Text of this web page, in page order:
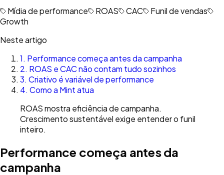
Mídia de performance ROAS CAC
Funil de vendas
Growth
Neste artigo
1. Performance começa antes da campanha
2. ROAS e CAC não contam tudo sozinhos
3. Criativo é variável de performance
4. Como a Mint atua
ROAS mostra eficiência de campanha.
Crescimento sustentável exige entender o funil
inteiro.
Performance começa antes da
campanha